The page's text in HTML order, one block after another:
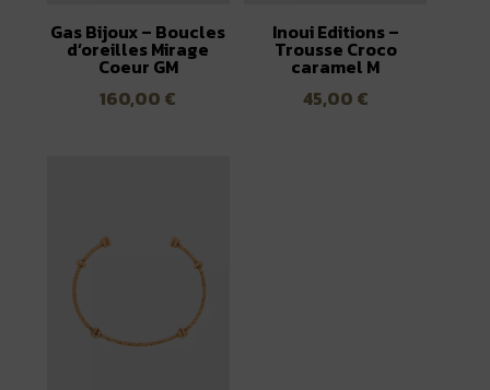
Gas Bijoux – Boucles
d’oreilles Mirage
Coeur GM
160,00 €
Inoui Editions –
Trousse Croco
caramel M
45,00 €